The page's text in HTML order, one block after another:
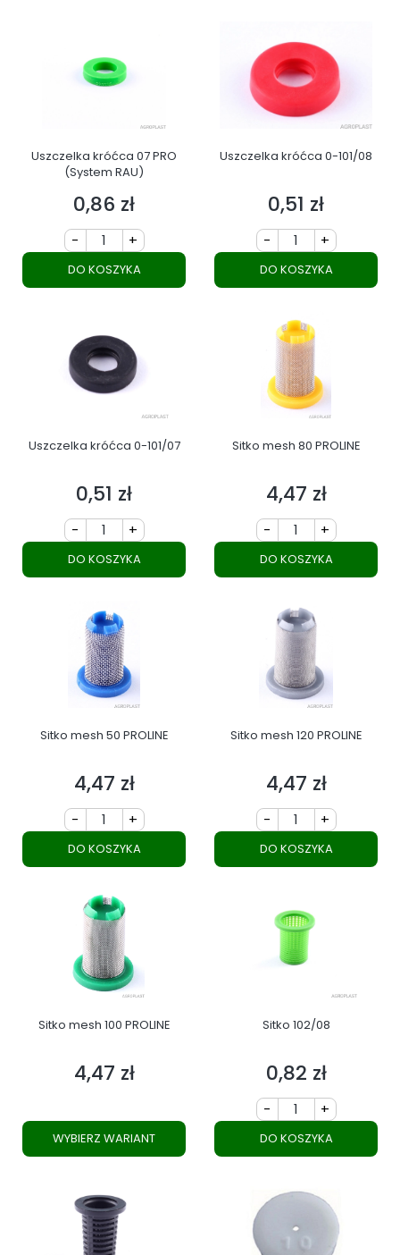
Uszczelka króćca 07 PRO
(System RAU)
Cena
0,86 zł
- +
DO KOSZYKA
Uszczelka króćca 0-101/08
Cena
0,51 zł
- +
DO KOSZYKA
Uszczelka króćca 0-101/07
Cena
0,51 zł
- +
DO KOSZYKA
Sitko mesh 80 PROLINE
Cena
4,47 zł
- +
DO KOSZYKA
Sitko mesh 50 PROLINE
Cena
4,47 zł
- +
DO KOSZYKA
Sitko mesh 120 PROLINE
Cena
4,47 zł
- +
DO KOSZYKA
Sitko mesh 100 PROLINE
Cena
4,47 zł
WYBIERZ WARIANT
Sitko 102/08
Cena
0,82 zł
- +
DO KOSZYKA